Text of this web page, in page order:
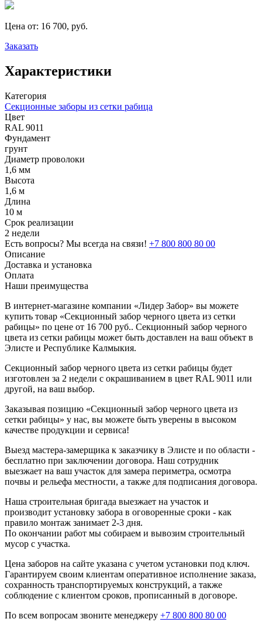
Цена от: 16 700, руб.
Заказать
Характеристики
Категория
Секционные заборы из сетки рабица
Цвет
RAL 9011
Фундамент
грунт
Диаметр проволоки
1,6 мм
Высота
1,6 м
Длина
10 м
Срок реализации
2 недели
Есть вопросы? Мы всегда на связи! +7 800 800 80 00
Описание
Доставка и установка
Оплата
Наши преимущества
В интернет-магазине компании «Лидер Забор» вы можете
купить товар «Секционный забор черного цвета из сетки
рабицы» по цене от 16 700 руб.. Секционный забор черного
цвета из сетки рабицы может быть доставлен на ваш объект в
Элисте и Республике Калмыкия.
Секционный забор черного цвета из сетки рабицы будет
изготовлен за 2 недели с окрашиванием в цвет RAL 9011 или
другой, на ваш выбор.
Заказывая позицию «Секционный забор черного цвета из
сетки рабицы» у нас, вы можете быть уверены в высоком
качестве продукции и сервиса!
Выезд мастера-замерщика к заказчику в Элисте и по области -
бесплатно при заключении договора. Наш сотрудник
выезжает на ваш участок для замера периметра, осмотра
почвы и рельефа местности, а также для подписания договора.
Наша строительная бригада выезжает на участок и
производит установку забора в оговоренные сроки - как
правило монтаж занимает 2-3 дня.
По окончании работ мы собираем и вывозим строительный
мусор с участка.
Цена заборов на сайте указана с учетом установки под ключ.
Гарантируем своим клиентам оперативное исполнение заказа,
сохранность транспортируемых конструкций, а также
соблюдение с клиентом сроков, прописанный в договоре.
По всем вопросам звоните менеджеру +7 800 800 80 00